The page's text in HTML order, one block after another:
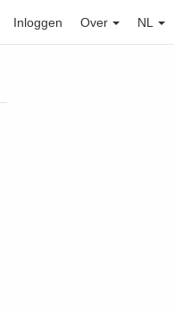
Inloggen Over NL